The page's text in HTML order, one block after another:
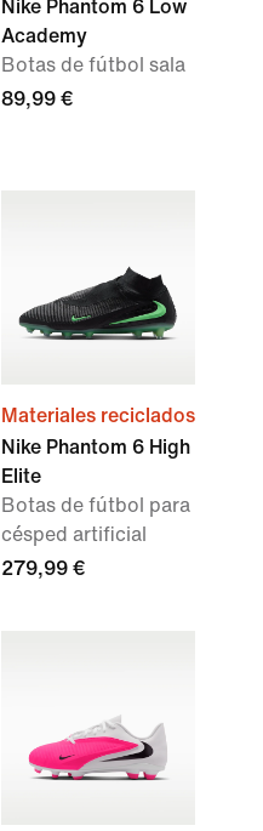
Nike Phantom 6 Low
Academy
Botas de fútbol sala
89,99 €
Materiales reciclados
Nike Phantom 6 High
Elite
Botas de fútbol para
césped artificial
279,99 €